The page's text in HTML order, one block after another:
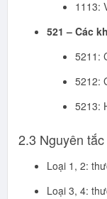
1113:
521 – Các
5211:
5212:
5213:
2.3 Nguyên
Loại 1, 2:
Loại 3, 4: